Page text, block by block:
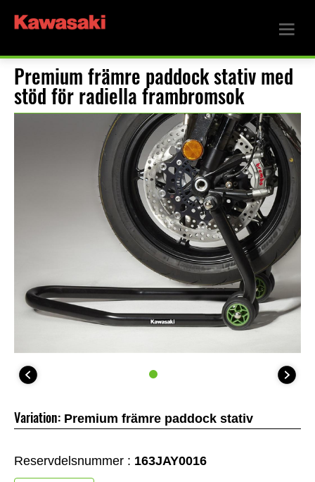
Premium främre paddock stativ med
stöd för radiella frambromsok
Variation: Premium främre paddock stativ
Reservdelsnummer : 163JAY0016